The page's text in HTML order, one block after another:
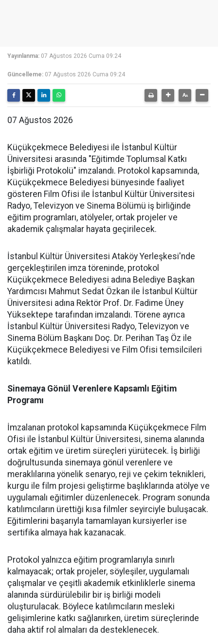
Yayınlanma: 07 Ağustos 2026 Cuma 09:24
Güncelleme: 07 Ağustos 2026 Cuma 09:24
07 Ağustos 2026
Küçükçekmece Belediyesi ile İstanbul Kültür
Üniversitesi arasında "Eğitimde Toplumsal Katkı
İşbirliği Protokolü" imzalandı. Protokol kapsamında,
Küçükçekmece Belediyesi bünyesinde faaliyet
gösteren Film Ofisi ile İstanbul Kültür Üniversitesi
Radyo, Televizyon ve Sinema Bölümü iş birliğinde
eğitim programları, atölyeler, ortak projeler ve
akademik çalışmalar hayata geçirilecek.
İstanbul Kültür Üniversitesi Ataköy Yerleşkesi'nde
gerçekleştirilen imza töreninde, protokol
Küçükçekmece Belediyesi adına Belediye Başkan
Yardımcısı Mahmut Sedat Özkan ile İstanbul Kültür
Üniversitesi adına Rektör Prof. Dr. Fadime Üney
Yüksektepe tarafından imzalandı. Törene ayrıca
İstanbul Kültür Üniversitesi Radyo, Televizyon ve
Sinema Bölüm Başkanı Doç. Dr. Perihan Taş Öz ile
Küçükçekmece Belediyesi ve Film Ofisi temsilcileri
katıldı.
Sinemaya Gönül Verenlere Kapsamlı Eğitim
Programı
İmzalanan protokol kapsamında Küçükçekmece Film
Ofisi ile İstanbul Kültür Üniversitesi, sinema alanında
ortak eğitim ve üretim süreçleri yürütecek. İş birliği
doğrultusunda sinemaya gönül verenlere ve
meraklılarına yönelik senaryo, reji ve çekim teknikleri,
kurgu ile film projesi geliştirme başlıklarında atölye ve
uygulamalı eğitimler düzenlenecek. Program sonunda
katılımcıların ürettiği kısa filmler seyirciyle buluşacak.
Eğitimlerini başarıyla tamamlayan kursiyerler ise
sertifika almaya hak kazanacak.
Protokol yalnızca eğitim programlarıyla sınırlı
kalmayacak; ortak projeler, söyleşiler, uygulamalı
çalışmalar ve çeşitli akademik etkinliklerle sinema
alanında sürdürülebilir bir iş birliği modeli
oluşturulacak. Böylece katılımcıların mesleki
gelişimlerine katkı sağlanırken, üretim süreçlerinde
daha aktif rol almaları da desteklenecek.